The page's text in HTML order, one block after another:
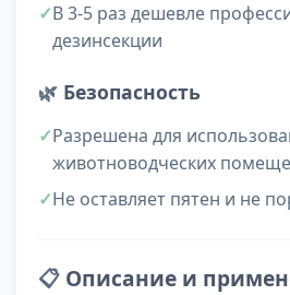
В 3-5 раз дешевле
дезинсекции
🌿 Безопасность
Разрешена для
животноводческих
Не оставляет пятен и не
📋 Описание и